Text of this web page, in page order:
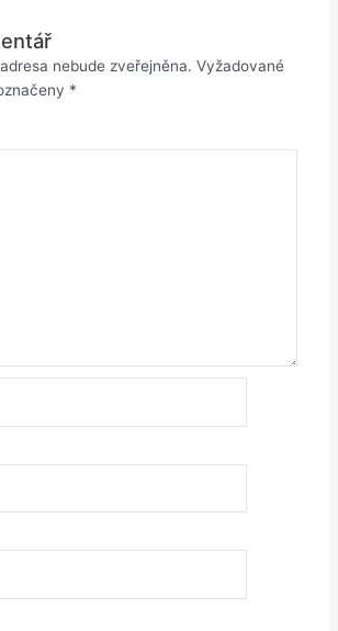
nebude zveřejněna. Vyžadované
*